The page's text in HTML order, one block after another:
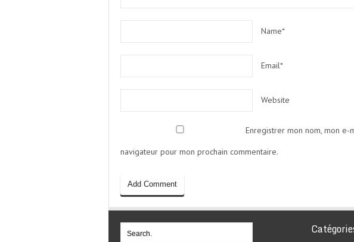
Name*
Email*
Website
Enregistrer mon nom, mon
navigateur pour mon prochain commentaire.